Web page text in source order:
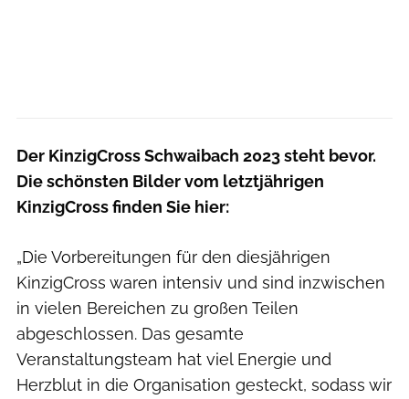
Der KinzigCross Schwaibach 2023 steht bevor.
Die schönsten Bilder vom letztjährigen
KinzigCross finden Sie hier:
„Die Vorbereitungen für den diesjährigen
KinzigCross waren intensiv und sind inzwischen
in vielen Bereichen zu großen Teilen
abgeschlossen. Das gesamte
Veranstaltungsteam hat viel Energie und
Herzblut in die Organisation gesteckt, sodass wir